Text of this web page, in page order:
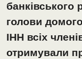
банківського
голови
ІНН всіх
отримували